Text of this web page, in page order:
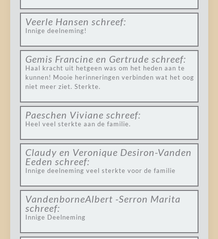
Veerle Hansen schreef:
Innige deelneming!
Gemis Francine en Gertrude schreef:
Haal kracht uit hetgeen was om het heden aan te
kunnen! Mooie herinneringen verbinden wat het oog
niet meer ziet. Sterkte.
Paeschen Viviane schreef:
Heel veel sterkte aan de familie.
Claudy en Veronique Desiron-Vanden
Eeden schreef:
Innige deelneming veel sterkte voor de familie
VandenborneAlbert -Serron Marita
schreef:
Innige Deelneming